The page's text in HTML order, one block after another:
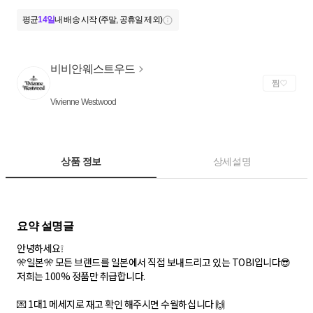
평균14일내 배송 시작 (주말, 공휴일 제외)
비비안웨스트우드
Vivienne Westwood
찜
상품 정보 상세설명
요약 설명글
안녕하세요❕
🎌일본🎌 모든 브랜드를 일본에서 직접 보내드리고 있는 TOBI입니다😎
저희는 100% 정품만 취급합니다.
💌 1대1 메세지로 재고 확인 해주시면 수월하십니다 🙌